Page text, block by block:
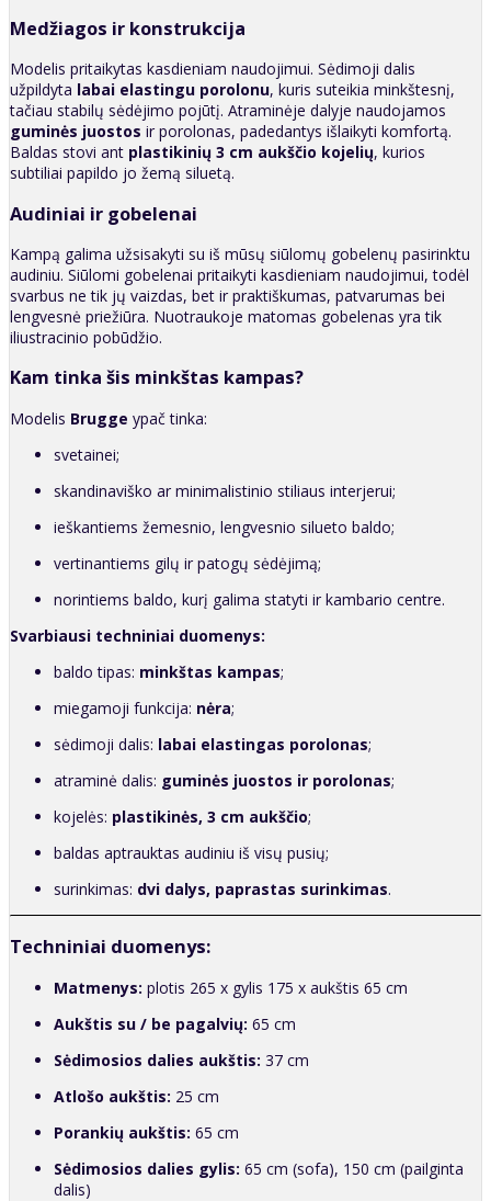
Medžiagos ir konstrukcija
Modelis pritaikytas kasdieniam naudojimui. Sėdimoji dalis
užpildyta labai elastingu porolonu, kuris suteikia minkštesnį,
tačiau stabilų sėdėjimo pojūtį. Atraminėje dalyje naudojamos
guminės juostos ir porolonas, padedantys išlaikyti komfortą.
Baldas stovi ant plastikinių 3 cm aukščio kojelių, kurios
subtiliai papildo jo žemą siluetą.
Audiniai ir gobelenai
Kampą galima užsisakyti su iš mūsų siūlomų gobelenų pasirinktu
audiniu. Siūlomi gobelenai pritaikyti kasdieniam naudojimui, todėl
svarbus ne tik jų vaizdas, bet ir praktiškumas, patvarumas bei
lengvesnė priežiūra. Nuotraukoje matomas gobelenas yra tik
iliustracinio pobūdžio.
Kam tinka šis minkštas kampas?
Modelis Brugge ypač tinka:
svetainei;
skandinaviško ar minimalistinio stiliaus interjerui;
ieškantiems žemesnio, lengvesnio silueto baldo;
vertinantiems gilų ir patogų sėdėjimą;
norintiems baldo, kurį galima statyti ir kambario centre.
Svarbiausi techniniai duomenys:
baldo tipas: minkštas kampas;
miegamoji funkcija: nėra;
sėdimoji dalis: labai elastingas porolonas;
atraminė dalis: guminės juostos ir porolonas;
kojelės: plastikinės, 3 cm aukščio;
baldas aptrauktas audiniu iš visų pusių;
surinkimas: dvi dalys, paprastas surinkimas.
Techniniai duomenys:
Matmenys: plotis 265 x gylis 175 x aukštis 65 cm
Aukštis su / be pagalvių: 65 cm
Sėdimosios dalies aukštis: 37 cm
Atlošo aukštis: 25 cm
Porankių aukštis: 65 cm
Sėdimosios dalies gylis: 65 cm (sofa), 150 cm (pailginta
dalis)